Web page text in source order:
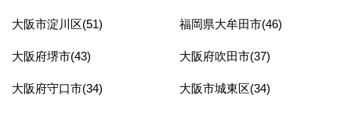
大阪市淀川区(51) 福岡県大牟田市(46)
大阪府堺市(43) 大阪府吹田市(37)
大阪府守口市(34) 大阪市城東区(34)